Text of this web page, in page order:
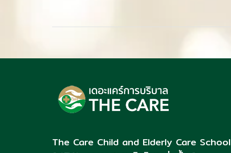
The Care Child and Elderly Care School